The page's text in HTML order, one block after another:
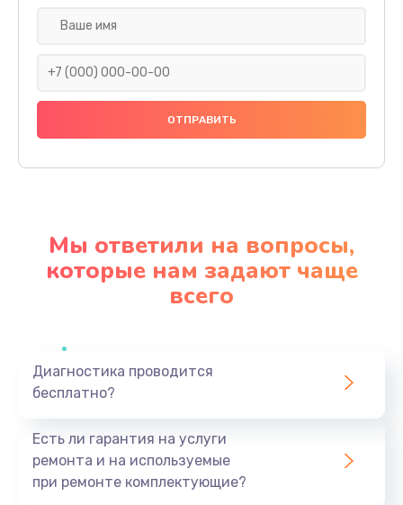
Сбор/Разбор
1490 руб.
Заказать
Замена кнопки Home (домой)
Замена сканера отпечатка
Заказать
Мы ответили на вопросы,
которые нам задают чаще
всего
Диагностика проводится
бесплатно?
Есть ли гарантия на услуги
ремонта и на используемые
при ремонте комплектующие?